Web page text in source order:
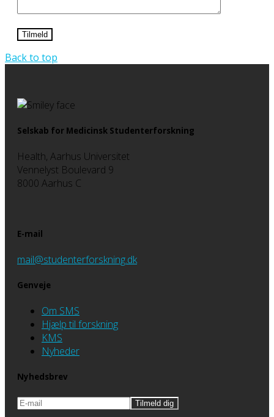
Back to top
Selskab for Medicinsk Studenterforskning
Health, Aarhus Universitet
Vennelyst Boulevard 9
8000 Aarhus C
E-mail
mail@studenterforskning.dk
Genveje
Om SMS
Hjælp til forskning
KMS
Nyheder
Nyhedsbrev